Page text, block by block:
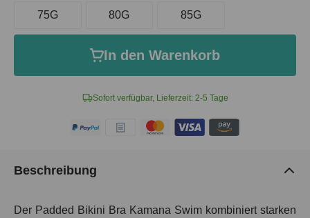
Sofort verfügbar, Lieferzeit: 2-5 Tage
75G 80G 85G
In den Warenkorb
Beschreibung
Der Padded Bikini Bra Kamana Swim kombiniert starken